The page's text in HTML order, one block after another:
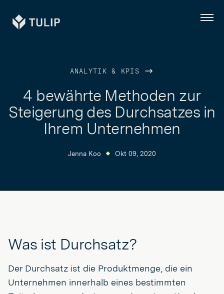
Tulip Menü
ANALYTIK & KPIS
4 bewährte Methoden zur
Steigerung des Durchsatzes in
Ihrem Unternehmen
Jenna Koo Okt 09, 2020
Was ist Durchsatz?
Der Durchsatz ist die Produktmenge, die ein
Unternehmen innerhalb eines bestimmten